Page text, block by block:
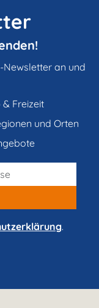
Newsletter an und
Freizeit
und Orten
.